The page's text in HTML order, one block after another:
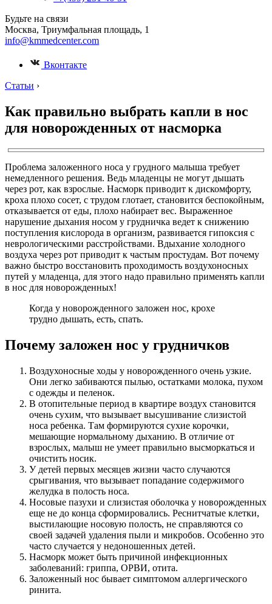
Будьте на связи
Москва, Триумфальная площадь, 1
info@kmmedcenter.com
Вконтакте
Статьи ›
Как правильно выбрать капли в нос
для новорожденных от насморка
Проблема заложенного носа у грудного малыша требует
немедленного решения. Ведь младенцы не могут дышать
через рот, как взрослые. Насморк приводит к дискомфорту,
кроха плохо сосет, с трудом глотает, становится беспокойным,
отказывается от еды, плохо набирает вес. Выраженное
нарушение дыхания носом у грудничка ведет к снижению
поступления кислорода в организм, развивается гипоксия с
неврологическими расстройствами. Вдыхание холодного
воздуха через рот приводит к частым простудам. Вот почему
важно быстро восстановить проходимость воздухоносных
путей у младенца, для этого надо правильно применять капли
в нос для новорожденных!
Когда у новорожденного заложен нос, крохе
трудно дышать, есть, спать.
Почему заложен нос у грудничков
Воздухоносные ходы у новорожденного очень узкие.
Они легко забиваются пылью, остатками молока, пухом
с одежды и пеленок.
В отопительные период в квартире воздух становится
очень сухим, что вызывает высушивание слизистой
носа ребенка. Там формируются сухие корочки,
мешающие нормальному дыханию. В отличие от
взрослых, малыш не умеет правильно высморкаться и
очистить носик.
У детей первых месяцев жизни часто случаются
срыгивания, что вызывает попадание содержимого
желудка в полость носа.
Носовые пазухи и слизистая оболочка у новорожденных
еще не до конца сформировались. Реснитчатые клетки,
выстилающие носовую полость, не справляются со
своей задачей удаления пыли и микробов. Особенно это
часто случается у недоношенных детей.
Насморк может быть причиной инфекционных
заболеваний: гриппа, ОРВИ, отита.
Заложенный нос бывает симптомом аллергического
ринита.